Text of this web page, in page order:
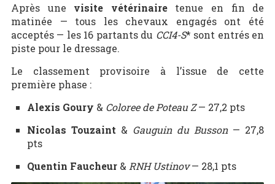
Après une visite vétérinairetenue en fin de
matinée — tous les chevaux engagés ont été
acceptés — les 16 partants du CCI4-S* sont entrés en
piste pour le dressage.
Le classement provisoire à l’issue de cette
première phase :
Alexis Goury & Coloree de Poteau Z— 27,2 pts
Nicolas Touzaint & Gauguin du Busson— 27,8
pts
Quentin Faucheur& RNH Ustinov— 28,1 pts